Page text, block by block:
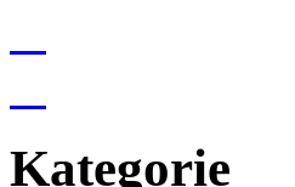
Kategorie